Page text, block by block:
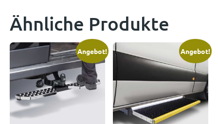
Ähnliche Produkte
Angebot! Angebot!